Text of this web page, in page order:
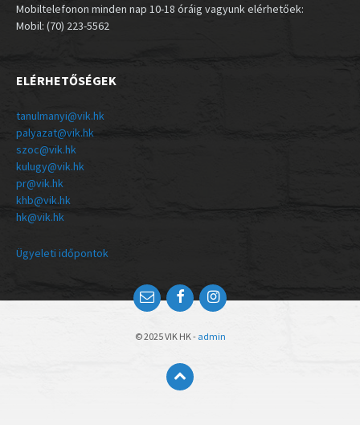
Mobiltelefonon minden nap 10-18 óráig vagyunk elérhetőek:
Mobil: (70) 223-5562
ELÉRHETŐSÉGEK
tanulmanyi@vik.hk
palyazat@vik.hk
szoc@vik.hk
kulugy@vik.hk
pr@vik.hk
khb@vik.hk
hk@vik.hk
Ügyeleti időpontok
© 2025 VIK HK - admin